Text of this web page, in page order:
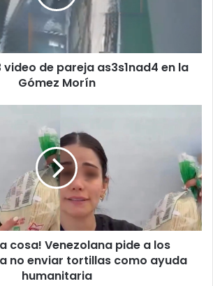
video de pareja as3s1nad4 en la
Gómez Morín
cosa! Venezolana pide a los
no enviar tortillas como ayuda
humanitaria